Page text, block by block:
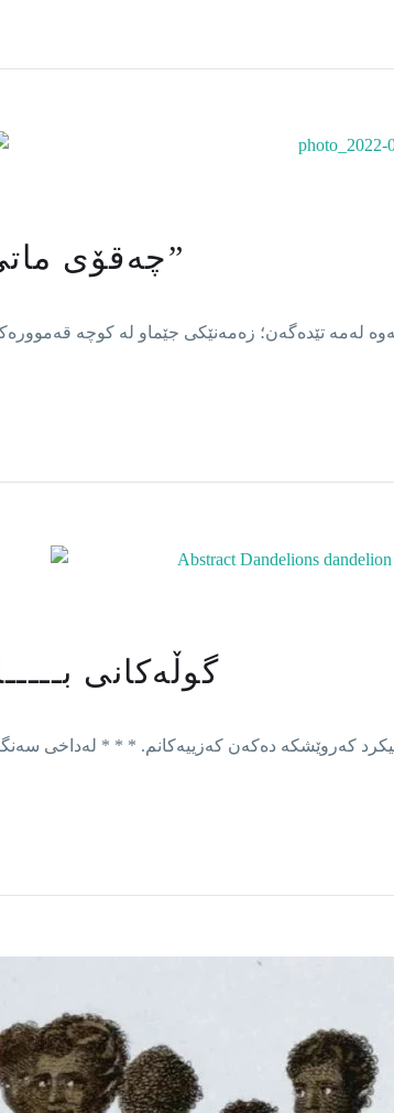
“چەقۆی ماتی زەمەن”
گوڵەکانی